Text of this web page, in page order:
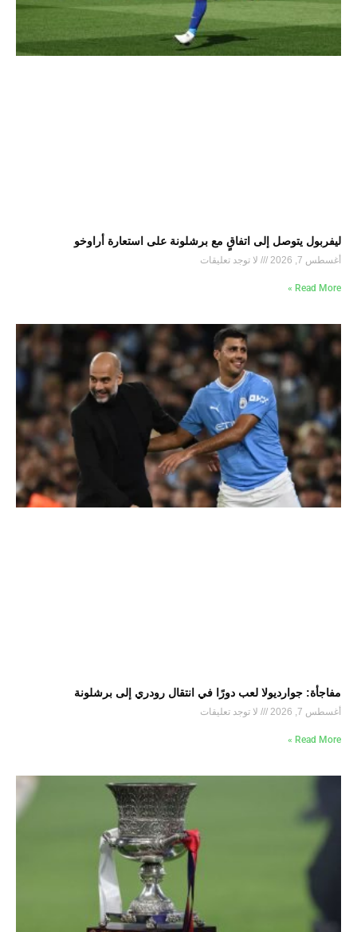
ليفربول يتوصل إلى اتفاقٍ مع برشلونة على استعارة أراوخو
أغسطس 7, 2026 لا توجد تعليقات
Read More »
مفاجأة: جوارديولا لعب دورًا في انتقال رودري إلى برشلونة
أغسطس 7, 2026 لا توجد تعليقات
Read More »